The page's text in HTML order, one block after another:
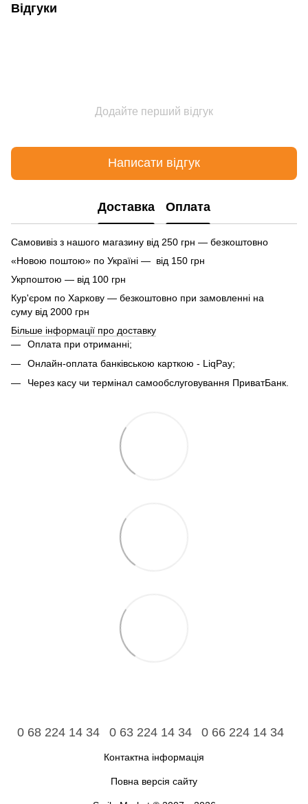
Відгуки
Додайте перший відгук
Написати відгук
Доставка Оплата
Самовивіз з нашого магазину від 250 грн — безкоштовно
«Новою поштою» по Україні — від 150 грн
Укрпоштою — від 100 грн
Кур'єром по Харкову — безкоштовно при замовленні на
суму від 2000 грн
Більше інформації про доставку
Оплата при отриманні;
Онлайн-оплата банківською карткою - LiqPay;
Через касу чи термінал самообслуговування ПриватБанк.
0 68 224 14 34 0 63 224 14 34 0 66 224 14 34
Контактна інформація
Повна версія сайту